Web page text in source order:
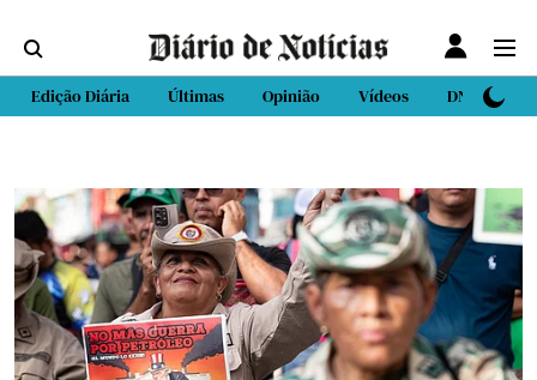
Edição Diária Últimas Opinião Vídeos DN Sport